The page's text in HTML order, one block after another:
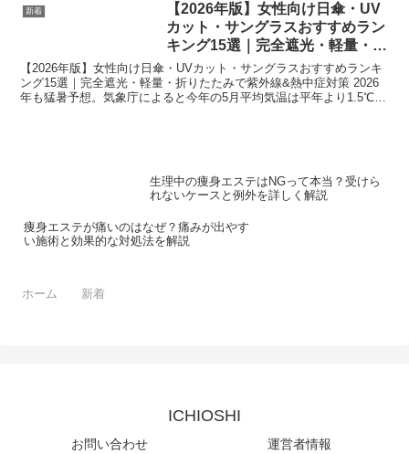
新着
【2026年版】女性向け日傘・UV
カット・サングラスおすすめラン
キング15選｜完全遮光・軽量・折
りたたみで紫外線&熱中症対策
【2026年版】女性向け日傘・UVカット・サングラスおすすめランキ
ング15選｜完全遮光・軽量・折りたたみで紫外線&熱中症対策 2026
年も猛暑予想。気象庁によると今年の5月平均気温は平年より1.5℃高
生理中の痩身エステはNGって本当？受けら
れないケースと例外を詳しく解説
痩身エステが痛いのはなぜ？痛みが出やす
い施術と効果的な対処法を解説
ホーム 新着
ICHIOSHI
お問い合わせ 運営者情報